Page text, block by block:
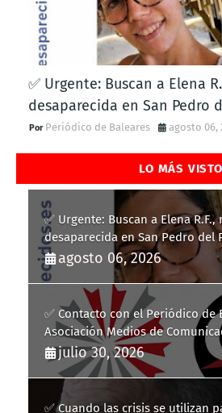
✅ Urgente: Buscan a Elena
desaparecida en San Pedro
Periódico de Baleares agosto 06,
LO MÁS VISTO
✅ Urgente: Buscan a Elena R.F.,
desaparecida en San Pedro del
agosto 06, 2026
✅ Contacto con el Periódico de
Asociación Medios de
julio 30, 2026
✅ Cuando las crisis se utilizan